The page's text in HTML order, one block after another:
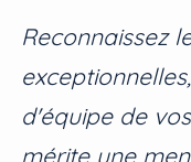
Reconnaissez
d'équipe de
mérite une